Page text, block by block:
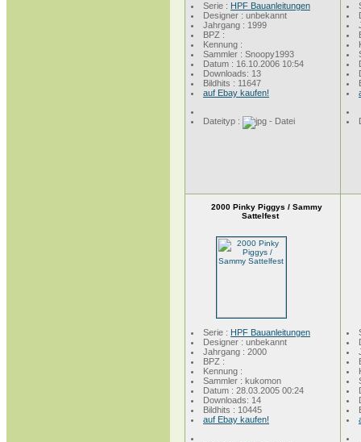
Serie : HPF Bauanleitungen
Designer : unbekannt
Jahrgang : 1999
BPZ :
Kennung :
Sammler : Snoopy1993
Datum : 16.10.2006 10:54
Downloads: 13
Bildhits : 11647
auf Ebay kaufen!
Dateityp :
2000 Pinky Piggys / Sammy
Sattelfest
Serie : HPF Bauanleitungen
Designer : unbekannt
Jahrgang : 2000
BPZ :
Kennung :
Sammler : kukomon
Datum : 28.03.2005 00:24
Downloads: 14
Bildhits : 10445
auf Ebay kaufen!